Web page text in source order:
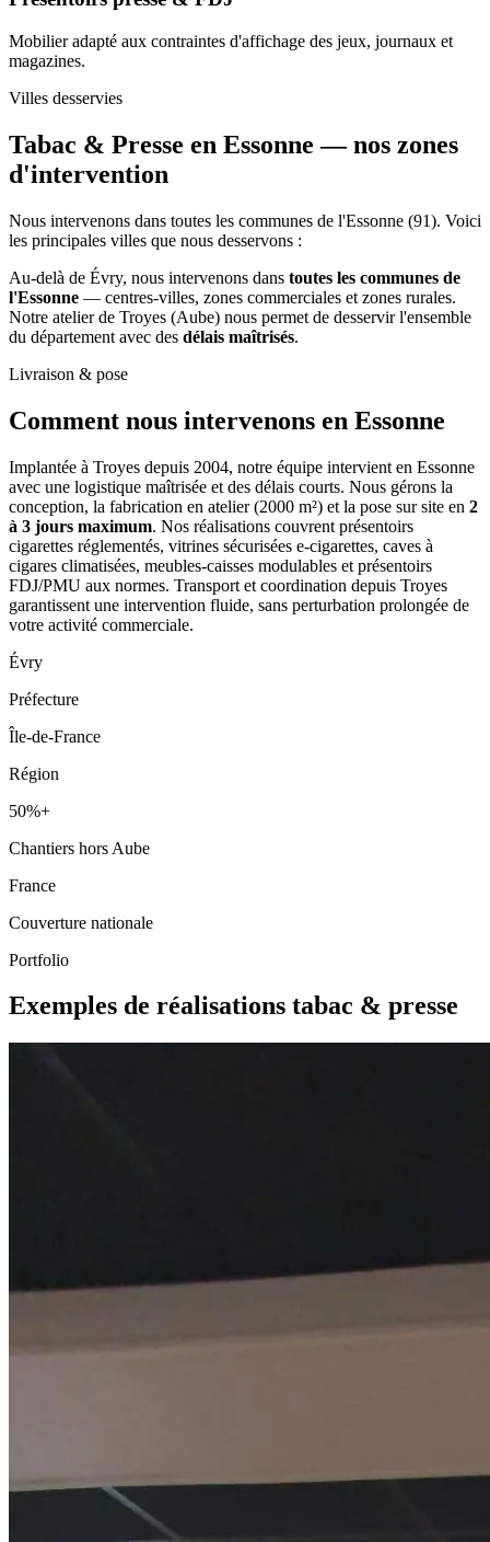
Mobilier adapté aux contraintes d'affichage des jeux, journaux et
magazines.
Villes desservies
Tabac & Presse en Essonne —nos zones
d'intervention
Nous intervenons dans toutes les communes de l'Essonne (91). Voici
les principales villes que nous desservons :
Au-delà de Évry, nous intervenons dans toutes les communes de
l'Essonne — centres-villes, zones commerciales et zones rurales.
Notre atelier de Troyes (Aube) nous permet de desservir l'ensemble
du département avec des délais maîtrisés.
Livraison & pose
Comment nous intervenons en Essonne
Implantée à Troyes depuis 2004, notre équipe intervient en Essonne
avec une logistique maîtrisée et des délais courts. Nous gérons la
conception, la fabrication en atelier (2000 m²) et la pose sur site en 2
à 3 jours maximum. Nos réalisations couvrent présentoirs
cigarettes réglementés, vitrines sécurisées e-cigarettes, caves à
cigares climatisées, meubles-caisses modulables et présentoirs
FDJ/PMU aux normes. Transport et coordination depuis Troyes
garantissent une intervention fluide, sans perturbation prolongée de
votre activité commerciale.
Évry
Préfecture
Île-de-France
Région
50%+
Chantiers hors Aube
France
Couverture nationale
Portfolio
Exemples de réalisations tabac & presse